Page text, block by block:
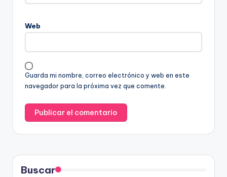
Web
Guarda mi nombre, correo electrónico y web en este
navegador para la próxima vez que comente.
Buscar